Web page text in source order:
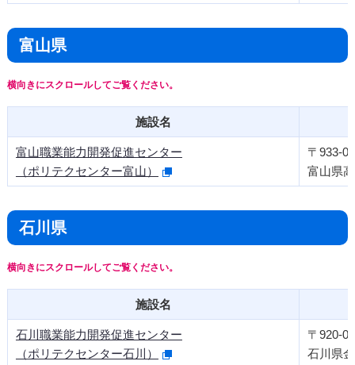
富山県
施設名
富山職業能力開発促進センター
（ポリテクセンター富山）
〒933-
富山県
石川県
施設名
石川職業能力開発促進センター
（ポリテクセンター石川）
〒920-
石川県